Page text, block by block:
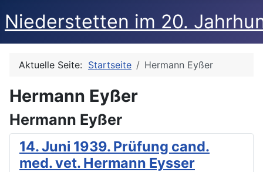
Niederstetten im 20.
Aktuelle Seite: Startseite Hermann Eyßer
Hermann Eyßer
Hermann Eyßer
14. Juni 1939. Prüfung cand.
med. vet. Hermann Eysser